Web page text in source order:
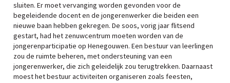
sluiten. Er moet vervanging worden gevonden voor de
begeleidende docent en de jongerenwerker die beiden een
nieuwe baan hebben gekregen. De soos, vorig jaar flitsend
gestart, had het zenuwcentrum moeten worden van de
jongerenparticipatie op Henegouwen. Een bestuur van leerlingen
zou de ruimte beheren, met ondersteuning van een
jongerenwerker, die zich geleidelijk zou terugtrekken. Daarnaast
moest het bestuur activiteiten organiseren zoals feesten,